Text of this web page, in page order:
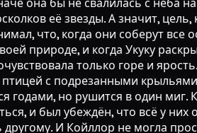
она бы не свалилась с неба
её звезды. А значит,
что, когда они соберут все
природе, и когда Укуку
только горе и
с подрезанными
годами, но рушится в один миг.
и был убеждён, что всё у
И Койллор не могла